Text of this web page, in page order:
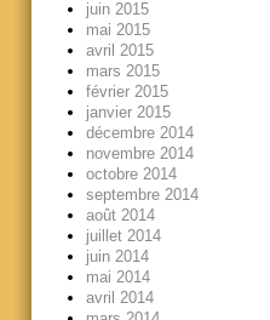
juin 2015
mai 2015
avril 2015
mars 2015
février 2015
janvier 2015
décembre 2014
novembre 2014
octobre 2014
septembre 2014
août 2014
juillet 2014
juin 2014
mai 2014
avril 2014